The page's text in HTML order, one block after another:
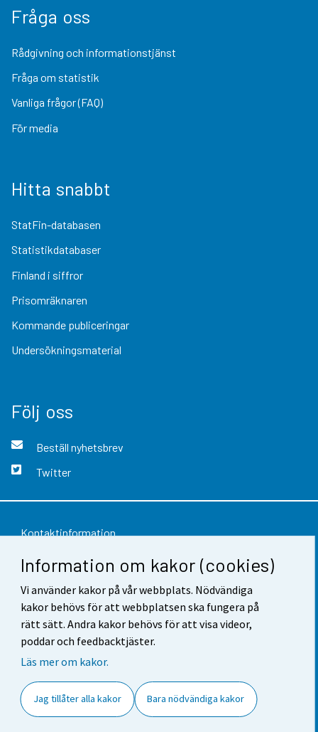
Information om kakor (cookies)
Vi använder kakor på vår webbplats. Nödvändiga
kakor behövs för att webbplatsen ska fungera på
rätt sätt. Andra kakor behövs för att visa videor,
poddar och feedbacktjäster.
Läs mer om kakor.
Jag tillåter alla kakor Bara nödvändiga kakor
Fråga oss
Rådgivning och informationstjänst
Fråga om statistik
Vanliga frågor (FAQ)
För media
Hitta snabbt
StatFin-databasen
Statistikdatabaser
Finland i siffror
Prisomräknaren
Kommande publiceringar
Undersökningsmaterial
Följ oss
Beställ nyhetsbrev
Twitter
Kontaktinformation
Respons
Användarvillkor
Dataskydd
Tillgänglighet
Cookie-inställningar